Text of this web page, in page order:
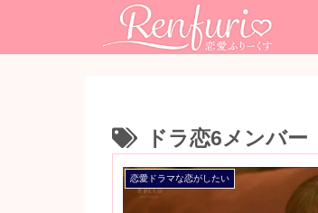
ドラ恋6メンバー
恋愛ドラマな恋がしたい